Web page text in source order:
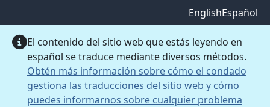
EnglishEspañol
El contenido del sitio web que estás leyendo en
español se traduce mediante diversos métodos.
Obtén más información sobre cómo el condado
gestiona las traducciones del sitio web y cómo
puedes informarnos sobre cualquier problema